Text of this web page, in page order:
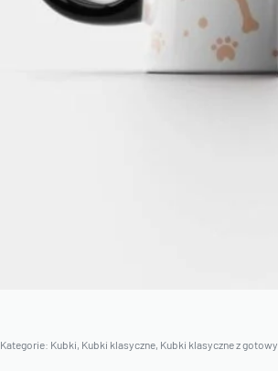
Kategorie: Kubki, Kubki klasyczne, Kubki klasyczne z